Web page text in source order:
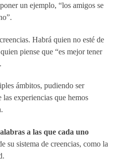
un ejemplo, “los amigos se
Habrá quien no esté de
piense que “es mejor tener
ámbitos, pudiendo ser
las experiencias que hemos
a las que cada uno
su sistema de creencias, como la